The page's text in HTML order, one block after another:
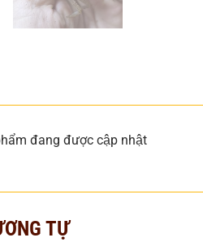
đang được cập nhật
TỰ